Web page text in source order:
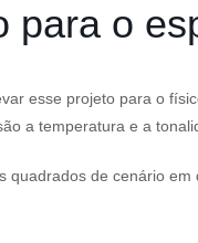
para o
esse projeto para o
a temperatura e a
de cenário